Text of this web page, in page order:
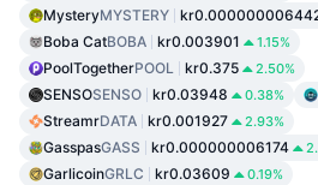
MysteryMYSTERY
Boba CatBOBA kr0.003901 1.15%
PoolTogetherPOOL kr0.375 2.50%
SENSOSENSO kr0.03948 0.38%
StreamrDATA kr0.001927 2.93%
GasspasGASS kr0.000000006174
GarlicoinGRLC kr0.03609 0.19%